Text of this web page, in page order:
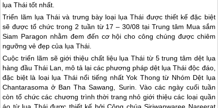
lụa Thái tốt nhất.
Triển lãm lụa Thái và trưng bày loại lụa Thái được thiết kế đặc biệt
sẽ được tổ chức trong 2 tuần từ 17 – 30/08 tại Trung tâm Mua sắm
Siam Paragon nhằm đem đến cơ hội cho công chúng được chiêm
ngưỡng vẻ đẹp của lụa Thái.
Cuộc triển lãm sẽ giới thiệu chất liệu lụa Thái từ 5 trung tâm dệt lụa
hàng đầu Thái Lan , mô tả lại các phương pháp dệt lụa Thái độc đáo,
đặc biệt là loại lụa Thái nổi tiếng nhất Yok Thong từ Nhóm Dệt lụa
Chantarasoma ở Ban Tha Sawang, Surin. Vào các ngày cuối tuần
còn tổ chức các chương trình thời trang nhỏ giới thiệu các loại quần